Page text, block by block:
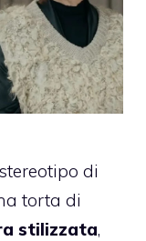
di
torta di
stilizzata,